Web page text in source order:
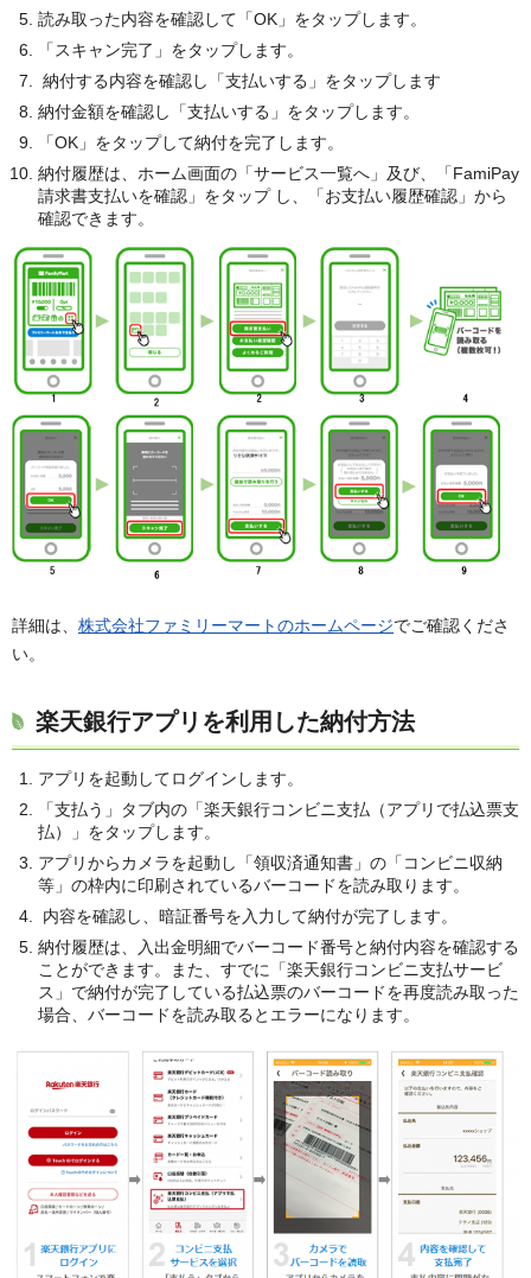
読み取った内容を確認して「OK」をタップします。
「スキャン完了」をタップします。
納付する内容を確認し「支払いする」をタップします
納付金額を確認し「支払いする」をタップします。
「OK」をタップして納付を完了します。
納付履歴は、ホーム画面の「サービス一覧へ」及び、「FamiPay
請求書支払いを確認」をタップ し、「お支払い履歴確認」から
確認できます。
詳細は、 株式会社ファミリーマートのホームページでご確認くださ
い。
楽天銀行アプリを利用した納付方法
アプリを起動してログインします。
「支払う」タブ内の「楽天銀行コンビニ支払（アプリで払込票支
払）」をタップします。
アプリからカメラを起動し「領収済通知書」の「コンビニ収納
等」の枠内に印刷されているバーコードを読み取ります。
内容を確認し、暗証番号を入力して納付が完了します。
納付履歴は、入出金明細でバーコード番号と納付内容を確認する
ことができます。また、すでに「楽天銀行コンビニ支払サービ
ス」で納付が完了している払込票のバーコードを再度読み取った
場合、バーコードを読み取るとエラーになります。